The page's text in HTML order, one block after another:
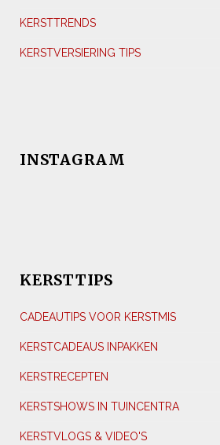
KERSTTRENDS
KERSTVERSIERING TIPS
INSTAGRAM
KERSTTIPS
CADEAUTIPS VOOR KERSTMIS
KERSTCADEAUS INPAKKEN
KERSTRECEPTEN
KERSTSHOWS IN TUINCENTRA
KERSTVLOGS & VIDEO'S